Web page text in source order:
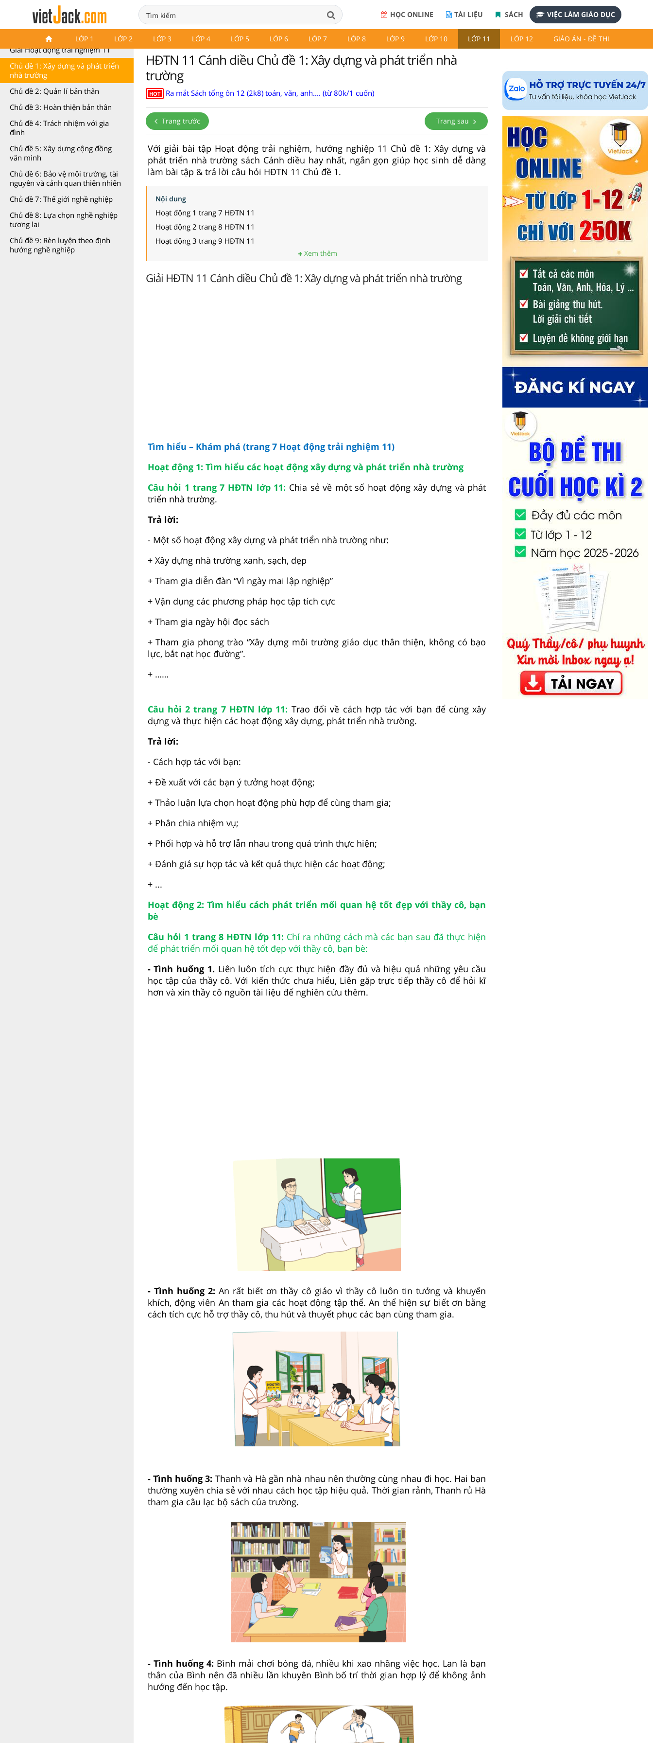
HỌC ONLINE TÀI LIỆU SÁCH VIỆC LÀM GIÁO DỤC
LỚP 1 LỚP 2 LỚP 3 LỚP 4 LỚP 5 LỚP 6 LỚP 7 LỚP 8 LỚP 9 LỚP 10 LỚP 11 LỚP 12 GIÁO ÁN - ĐỀ THI
HĐTN 11 Cánh diều
Giải Hoạt động trải nghiệm 11
Chủ đề 1: Xây dựng và phát triển
nhà trường
Chủ đề 2: Quản lí bản thân
Chủ đề 3: Hoàn thiện bản thân
Chủ đề 4: Trách nhiệm với gia
đình
Chủ đề 5: Xây dựng cộng đồng
văn minh
Chủ đề 6: Bảo vệ môi trường, tài
nguyên và cảnh quan thiên nhiên
Chủ đề 7: Thế giới nghề nghiệp
Chủ đề 8: Lựa chọn nghề nghiệp
tương lai
Chủ đề 9: Rèn luyện theo định
hướng nghề nghiệp
HĐTN 11 Cánh diều Chủ đề 1: Xây dựng và phát triển nhà
trường
HOT Ra mắt Sách tổng ôn 12 (2k8) toán, văn, anh.... (từ 80k/1 cuốn)
Trang trước Trang sau
Với giải bài tập Hoạt động trải nghiệm, hướng nghiệp 11 Chủ đề 1: Xây dựng và
phát triển nhà trường sách Cánh diều hay nhất, ngắn gọn giúp học sinh dễ dàng
làm bài tập & trả lời câu hỏi HĐTN 11 Chủ đề 1.
Nội dung
Hoạt động 1 trang 7 HĐTN 11
Hoạt động 2 trang 8 HĐTN 11
Hoạt động 3 trang 9 HĐTN 11
Xem thêm
Giải HĐTN 11 Cánh diều Chủ đề 1: Xây dựng và phát triển nhà trường
Tìm hiểu – Khám phá (trang 7 Hoạt động trải nghiệm 11)
Hoạt động 1: Tìm hiểu các hoạt động xây dựng và phát triển nhà trường
Câu hỏi 1 trang 7 HĐTN lớp 11: Chia sẻ về một số hoạt động xây dựng và phát
triển nhà trường.
Trả lời:
- Một số hoạt động xây dựng và phát triển nhà trường như:
+ Xây dựng nhà trường xanh, sạch, đẹp
+ Tham gia diễn đàn “Vì ngày mai lập nghiệp”
+ Vận dụng các phương pháp học tập tích cực
+ Tham gia ngày hội đọc sách
+ Tham gia phong trào “Xây dựng môi trường giáo dục thân thiện, không có bạo
lực, bắt nạt học đường”.
+ ……
Câu hỏi 2trang 7 HĐTN lớp 11: Trao đổi về cách hợp tác với bạn để cùng xây
dựng và thực hiện các hoạt động xây dựng, phát triển nhà trường.
Trả lời:
- Cách hợp tác với bạn:
+ Đề xuất với các bạn ý tưởng hoạt động;
+ Thảo luận lựa chọn hoạt động phù hợp để cùng tham gia;
+ Phân chia nhiệm vụ;
+ Phối hợp và hỗ trợ lẫn nhau trong quá trình thực hiện;
+ Đánh giá sự hợp tác và kết quả thực hiện các hoạt động;
+ ...
Hoạt động 2: Tìm hiểu cách phát triển mối quan hệ tốt đẹp với thầy cô, bạn
bè
Câu hỏi 1 trang 8 HĐTN lớp 11: Chỉ ra những cách mà các bạn sau đã thực hiện
để phát triển mối quan hệ tốt đẹp với thầy cô, bạn bè:
- Tình huống 1. Liên luôn tích cực thực hiện đầy đủ và hiệu quả những yêu cầu
học tập của thầy cô. Với kiến thức chưa hiểu, Liên gặp trực tiếp thầy cô để hỏi kĩ
hơn và xin thầy cô nguồn tài liệu để nghiên cứu thêm.
- Tình huống 2: An rất biết ơn thầy cô giáo vì thầy cô luôn tin tưởng và khuyến
khích, động viên An tham gia các hoạt động tập thể. An thể hiện sự biết ơn bằng
cách tích cực hỗ trợ thầy cô, thu hút và thuyết phục các bạn cùng tham gia.
- Tình huống 3: Thanh và Hà gần nhà nhau nên thường cùng nhau đi học. Hai bạn
thường xuyên chia sẻ với nhau cách học tập hiệu quả. Thời gian rảnh, Thanh rủ Hà
tham gia câu lạc bộ sách của trường.
- Tình huống 4: Bình mải chơi bóng đá, nhiều khi xao nhãng việc học. Lan là bạn
thân của Bình nên đã nhiều lần khuyên Bình bố trí thời gian hợp lý để không ảnh
hưởng đến học tập.